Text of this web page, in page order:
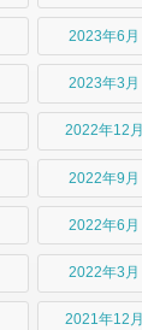
2023年6月
2023年3月
2022年12月
2022年9月
2022年6月
2022年3月
2021年12月